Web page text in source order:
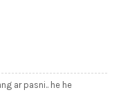
ar pasni.. he he